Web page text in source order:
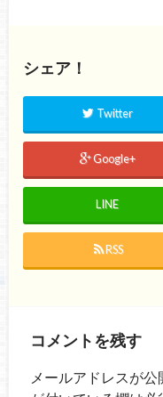
シェア！
Twitter
Google+
LINE
RSS
コメントを残す
メールアドレスが公